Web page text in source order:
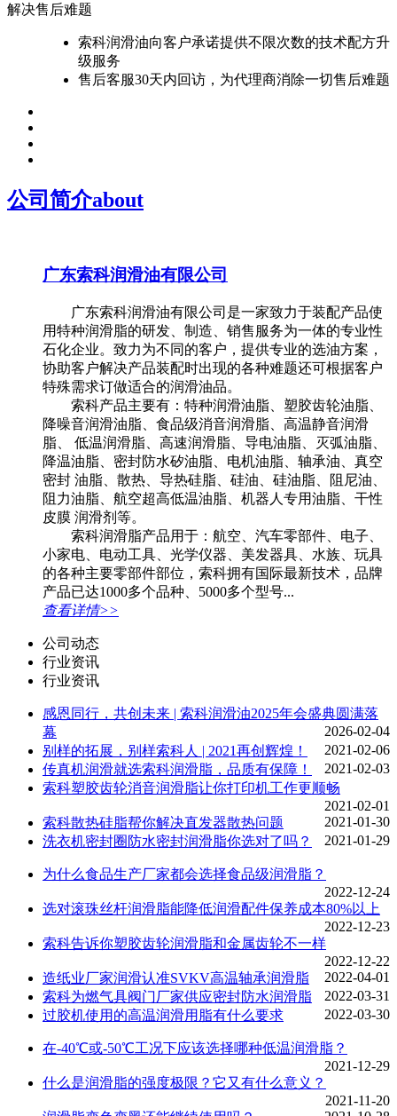
解决售后难题
索科润滑油向客户承诺提供不限次数的技术配方升
级服务
售后客服30天内回访，为代理商消除一切售后难题
公司简介about
广东索科润滑油有限公司
广东索科润滑油有限公司是一家致力于装配产品使
用特种润滑脂的研发、制造、销售服务为一体的专业性
石化企业。致力为不同的客户，提供专业的选油方案，
协助客户解决产品装配时出现的各种难题还可根据客户
特殊需求订做适合的润滑油品。
索科产品主要有：特种润滑油脂、塑胶齿轮油脂、
降噪音润滑油脂、食品级消音润滑脂、高温静音润滑
脂、 低温润滑脂、高速润滑脂、导电油脂、灭弧油脂、
降温油脂、密封防水矽油脂、电机油脂、轴承油、真空
密封 油脂、散热、导热硅脂、硅油、硅油脂、阻尼油、
阻力油脂、航空超高低温油脂、机器人专用油脂、干性
皮膜 润滑剂等。
索科润滑脂产品用于：航空、汽车零部件、电子、
小家电、电动工具、光学仪器、美发器具、水族、玩具
的各种主要零部件部位，索科拥有国际最新技术，品牌
产品已达1000多个品种、5000多个型号...
查看详情>>
公司动态
行业资讯
行业资讯
感恩同行，共创未来 | 索科润滑油2025年会盛典圆满落
幕
2026-02-04
别样的拓展，别样索科人 | 2021再创辉煌！
2021-02-06
传真机润滑就选索科润滑脂，品质有保障！
2021-02-03
索科塑胶齿轮消音润滑脂让你打印机工作更顺畅
2021-02-01
索科散热硅脂帮你解决直发器散热问题
2021-01-30
洗衣机密封圈防水密封润滑脂你选对了吗？
2021-01-29
为什么食品生产厂家都会选择食品级润滑脂？
2022-12-24
选对滚珠丝杆润滑脂能降低润滑配件保养成本80%以上
2022-12-23
索科告诉你塑胶齿轮润滑脂和金属齿轮不一样
2022-12-22
造纸业厂家润滑认准SVKV高温轴承润滑脂
2022-04-01
索科为燃气具阀门厂家供应密封防水润滑脂
2022-03-31
过胶机使用的高温润滑用脂有什么要求
2022-03-30
在-40℃或-50℃工况下应该选择哪种低温润滑脂？
2021-12-29
什么是润滑脂的强度极限？它又有什么意义？
2021-11-20